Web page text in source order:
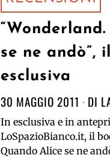
se ne andò”,
esclusiva
30 MAGGIO 2011 DI
In esclusiva e in
LoSpazioBianco.it, il
Quando Alice se ne